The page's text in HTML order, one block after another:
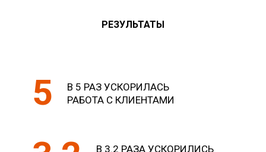
РЕЗУЛЬТАТЫ
5
В 5 РАЗ УСКОРИЛАСЬ
РАБОТА С КЛИЕНТАМИ
В 3.2 РАЗА УСКОРИЛИСЬ